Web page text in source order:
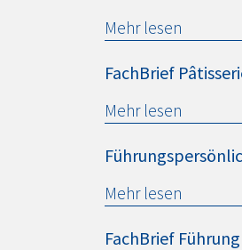
Mehr lesen
FachBrief
Mehr lesen
Mehr lesen
FachBrief Führung